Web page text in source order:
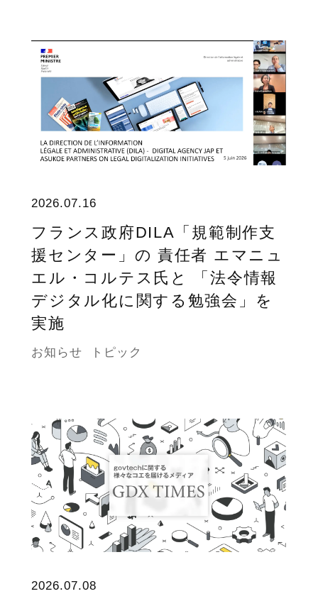
2026.07.16
フランス政府DILA「規範制作支
援センター」の 責任者 エマニュ
エル・コルテス氏と 「法令情報
デジタル化に関する勉強会」を
実施
お知らせ トピック
2026.07.08